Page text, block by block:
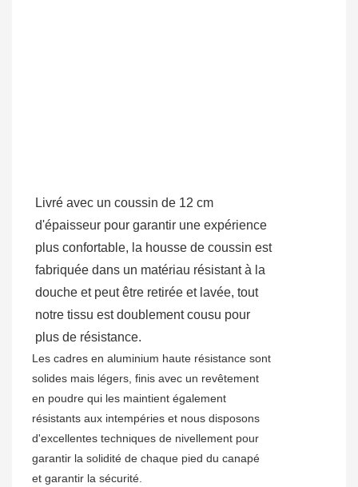
Livré avec un coussin de 12 cm
d'épaisseur pour garantir une expérience
plus confortable, la housse de coussin est
fabriquée dans un matériau résistant à la
douche et peut être retirée et lavée, tout
notre tissu est doublement cousu pour
plus de résistance.
Les cadres en aluminium haute résistance sont
solides mais légers, finis avec un revêtement
en poudre qui les maintient également
résistants aux intempéries et nous disposons
d'excellentes techniques de nivellement pour
garantir la solidité de chaque pied du canapé
et garantir la sécurité.